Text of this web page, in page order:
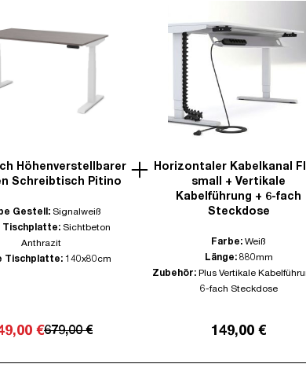
Höhenverstellbarer
Schreibtisch Pitino
Gestell: Signalweiß
Tischplatte: Sichtbeton
Anthrazit
Tischplatte: 140x80cm
€679,00 €
Horizontaler Kabelkanal
small + Vertikale
Kabelführung + 6-fach
Steckdose
Farbe: Weiß
Länge: 880mm
Zubehör: Plus Vertikale
6-fach Steckdose
149,00 €